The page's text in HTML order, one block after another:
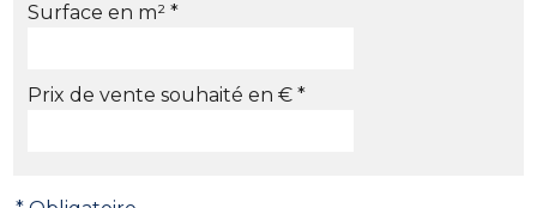
Surface en m² *
Prix de vente souhaité en € *